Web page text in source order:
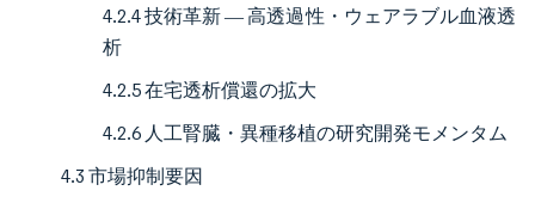
4.2.4 技術革新 ― 高透過性・ウェアラブル血液透
析
4.2.5 在宅透析償還の拡大
4.2.6 人工腎臓・異種移植の研究開発モメンタム
4.3 市場抑制要因